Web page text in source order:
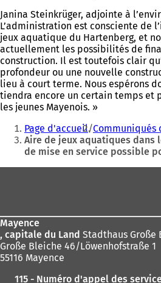
Janina Steinkrüger, adjointe à
L’administration est consciente de
jeux aquatique du Hartenberg, et
actuellement les possibilités de
construction. Il est toutefois clair
profondeur ou une nouvelle
lieu à court terme. Nous espérons
tiendra encore un certain temps et
les jeunes Mayenois. »
Vous
êtes
:
Page d'accueil Communiqués
Aire de jeux aquatiques dans
de mise en service possible
Mayence
, capitale du Land Stadthaus Große
Große Bleiche 46/Löwenhofstraße 1
55116 Mayence
115 - Numéro d'appel des